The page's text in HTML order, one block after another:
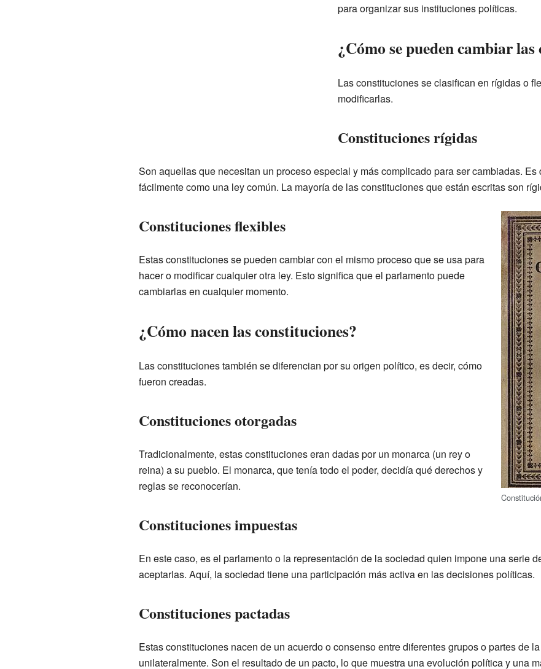
para organizar sus instituciones políticas.
¿Cómo se pueden cambiar
Las constituciones se clasifican en rígidas o
modificarlas.
Constituciones rígidas
Son aquellas que necesitan un proceso especial y más complicado para ser cambiadas. Es
fácilmente como una ley común. La mayoría de las constituciones que están escritas son
Constituciones flexibles
Estas constituciones se pueden cambiar con el mismo proceso que se usa para
hacer o modificar cualquier otra ley. Esto significa que el parlamento puede
cambiarlas en cualquier momento.
¿Cómo nacen las constituciones?
Las constituciones también se diferencian por su origen político, es decir, cómo
fueron creadas.
Constituciones otorgadas
Tradicionalmente, estas constituciones eran dadas por un monarca (un rey o
reina) a su pueblo. El monarca, que tenía todo el poder, decidía qué derechos y
reglas se reconocerían.
Constituciones impuestas
En este caso, es el parlamento o la representación de la sociedad quien impone una serie
aceptarlas. Aquí, la sociedad tiene una participación más activa en las decisiones políticas.
Constituciones pactadas
Estas constituciones nacen de un acuerdo o consenso entre diferentes grupos o partes de
unilateralmente. Son el resultado de un pacto, lo que muestra una evolución política y una